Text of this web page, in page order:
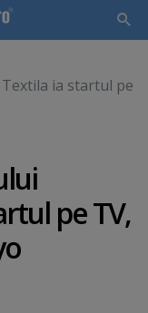
ia startul pe
pe TV,